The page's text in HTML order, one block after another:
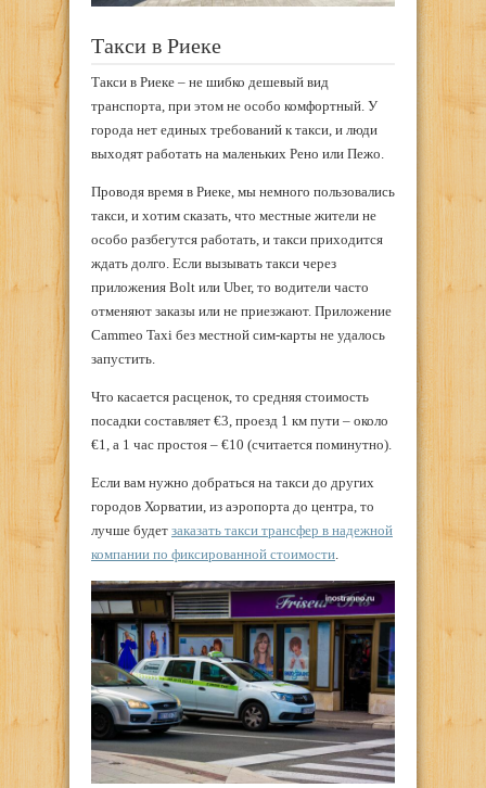
Такси в Риеке
Такси в Риеке – не шибко дешевый вид
транспорта, при этом не особо комфортный. У
города нет единых требований к такси, и люди
выходят работать на маленьких Рено или Пежо.
Проводя время в Риеке, мы немного пользовались
такси, и хотим сказать, что местные жители не
особо разбегутся работать, и такси приходится
ждать долго. Если вызывать такси через
приложения Bolt или Uber, то водители часто
отменяют заказы или не приезжают. Приложение
Cammeo Taxi без местной сим-карты не удалось
запустить.
Что касается расценок, то средняя стоимость
посадки составляет €3, проезд 1 км пути – около
€1, а 1 час простоя – €10 (считается поминутно).
Если вам нужно добраться на такси до других
городов Хорватии, из аэропорта до центра, то
лучше будет заказать такси трансфер в надежной
компании по фиксированной стоимости.